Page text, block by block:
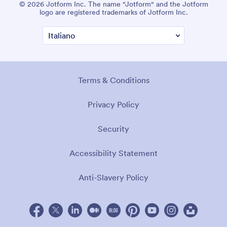
© 2026 Jotform Inc. The name "Jotform" and the Jotform
logo are registered trademarks of Jotform Inc.
Terms & Conditions
Privacy Policy
Security
Accessibility Statement
Anti-Slavery Policy